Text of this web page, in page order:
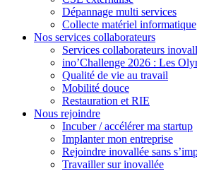
Dépannage multi services
Collecte matériel informatique
Nos services collaborateurs
Services collaborateurs
ino’Challenge 2026 : Les
Qualité de vie au travail
Mobilité douce
Restauration et RIE
Nous rejoindre
Incuber / accélérer ma startup
Implanter mon entreprise
Rejoindre inovallée sans
Travailler sur inovallée